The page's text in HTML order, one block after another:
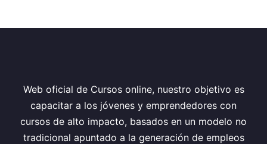
Web oficial de Cursos online, nuestro objetivo es
capacitar a los jóvenes y emprendedores con
cursos de alto impacto, basados en un modelo no
tradicional apuntado a la generación de empleos